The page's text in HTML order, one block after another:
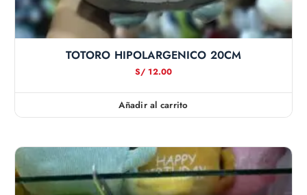
TOTORO HIPOLARGENICO 20CM
S/ 12.00
Añadir al carrito